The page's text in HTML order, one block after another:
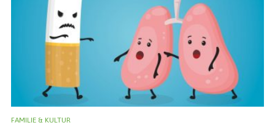
FAMILIE & KULTUR